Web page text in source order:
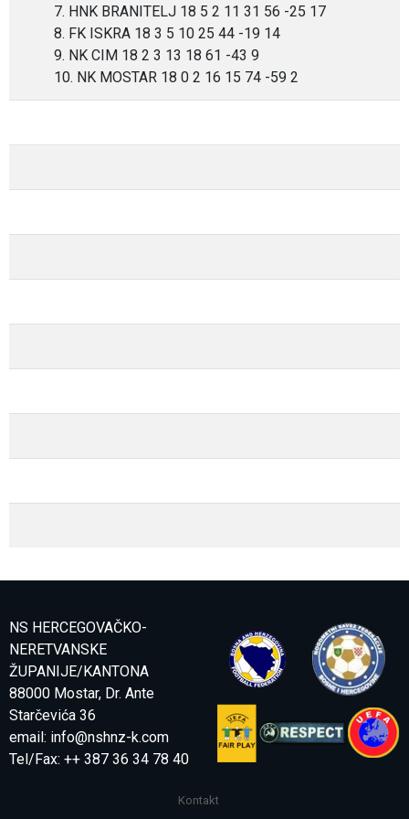
7. HNK BRANITELJ 18 5 2 11 31 56 -25 17
8. FK ISKRA 18 3 5 10 25 44 -19 14
9. NK CIM 18 2 3 13 18 61 -43 9
10. NK MOSTAR 18 0 2 16 15 74 -59 2
NS HERCEGOVAČKO-
NERETVANSKE
ŽUPANIJE/KANTONA
88000 Mostar, Dr. Ante
Starčevića 36
email: info@nshnz-k.com
Tel/Fax: ++ 387 36 34 78 40
Kontakt